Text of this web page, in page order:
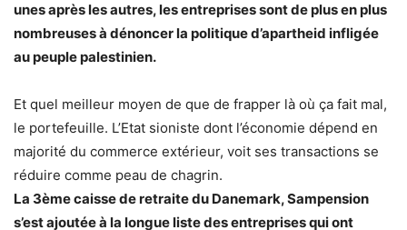
unes après les autres, les entreprises sont de plus en plus
nombreuses à dénoncer la politique d’apartheid infligée
au peuple palestinien.
Et quel meilleur moyen de que de frapper là où ça fait mal,
le portefeuille. L’Etat sioniste dont l’économie dépend en
majorité du commerce extérieur, voit ses transactions se
réduire comme peau de chagrin.
La 3ème caisse de retraite du Danemark, Sampension
s’est ajoutée à la longue liste des entreprises qui ont